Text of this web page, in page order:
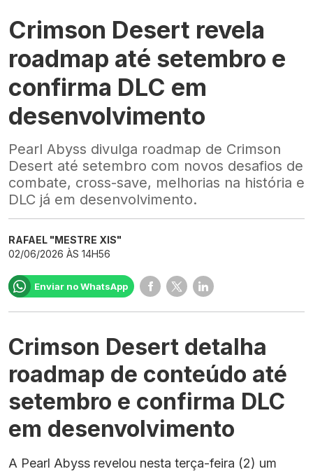
Crimson Desert revela
roadmap até setembro e
confirma DLC em
desenvolvimento
Pearl Abyss divulga roadmap de Crimson
Desert até setembro com novos desafios de
combate, cross-save, melhorias na história e
DLC já em desenvolvimento.
RAFAEL "MESTRE XIS"
02/06/2026 ÀS 14H56
Enviar no WhatsApp
Crimson Desert detalha
roadmap de conteúdo até
setembro e confirma DLC
em desenvolvimento
A Pearl Abyss revelou nesta terça-feira (2) um